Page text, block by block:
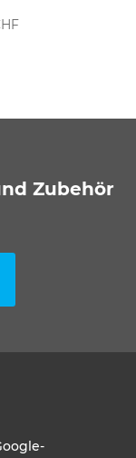
Zubehör